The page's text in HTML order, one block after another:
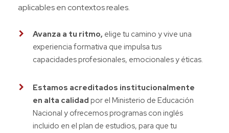
aplicables en contextos reales.
Avanza a tu ritmo, elige tu camino y vive una
experiencia formativa que impulsa tus
capacidades profesionales, emocionales y éticas.
Estamos acreditados institucionalmente
en alta calidad por el Ministerio de Educación
Nacional y ofrecemos programas con inglés
incluido en el plan de estudios, para que tu